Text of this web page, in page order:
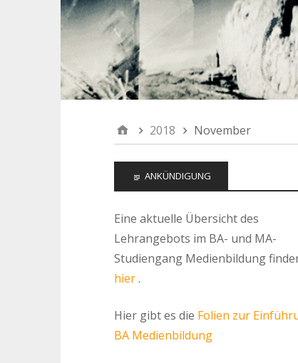
2018 November
ANKÜNDIGUNG
Eine aktuelle Übersicht des
Lehrangebots im BA- und MA-
Studiengang Medienbildung
hier.
Hier gibt es die Folien zur
BA Medienbildung